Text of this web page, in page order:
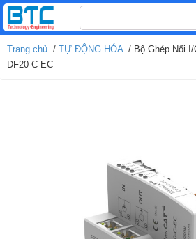
Tìm
kiếm
cho:
Trang chủ / TỰ ĐỘNG HÓA/ Bộ Ghép Nối I/
DF20-C-EC